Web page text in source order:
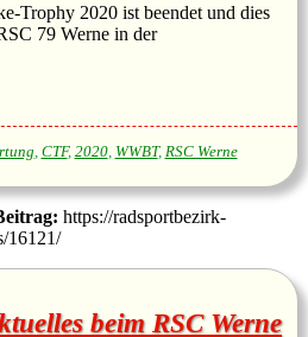
Trophy 2020 ist beendet und dies
79 Werne in der
CTF, 2020, WWBT, RSC Werne
https://radsportbezirk-
16121/
beim RSC Werne